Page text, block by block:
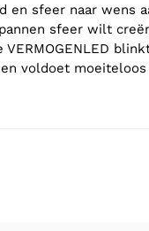
sfeer naar wens
sfeer wilt
voldoet moeiteloos